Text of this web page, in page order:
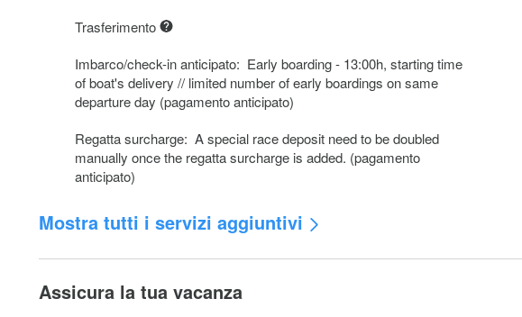
Trasferimento
Imbarco/check-in anticipato: Early boarding - 13:00h, starting time
of boat's delivery // limited number of early boardings on same
departure day (pagamento anticipato)
Regatta surcharge: A special race deposit need to be doubled
manually once the regatta surcharge is added. (pagamento
anticipato)
Mostra tutti i servizi aggiuntivi
Cambio equipaggio: Any crew change during the charter is subject
to € 250.- additional cost. The charge includes administration cost,
change of bed linen and towels and one night at DYC ponton
Assicura la tua vacanza